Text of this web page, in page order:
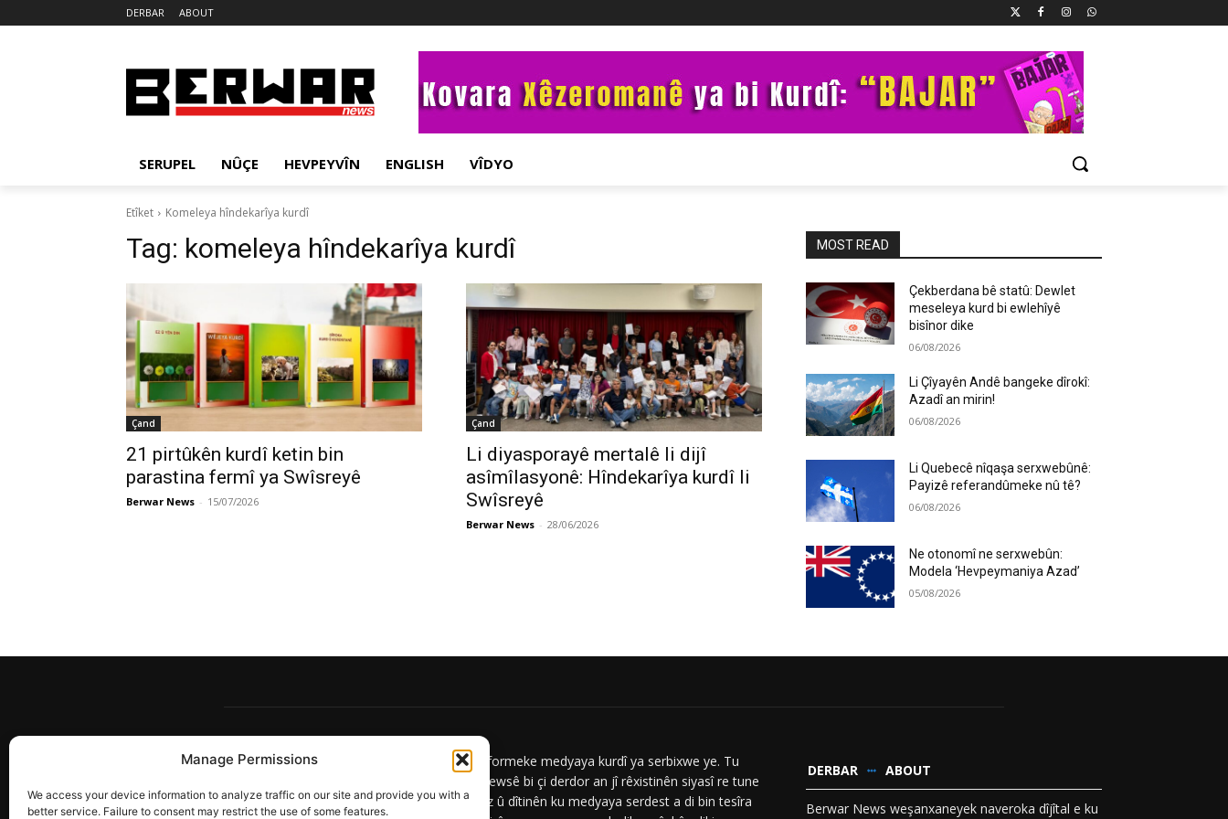
Manage Permissions
We access your device information to analyze traffic on our site and provide you with a
better service. Failure to consent may restrict the use of some features.
DERBAR ABOUT
SERUPEL NÛÇE HEVPEYVÎN ENGLISH VÎDYO
Etîket Komeleya hîndekarîya kurdî
Tag: komeleya hîndekarîya kurdî
Çand
21 pirtûkên kurdî ketin bin
parastina fermî ya Swîsreyê
Berwar News - 15/07/2026
Çand
Li diyasporayê mertalê li dijî
asîmîlasyonê: Hîndekarîya kurdî li
Swîsreyê
Berwar News - 28/06/2026
MOST READ
Çekberdana bê statû: Dewlet
meseleya kurd bi ewlehîyê
bisînor dike
06/08/2026
Li Çîyayên Andê bangeke dîrokî:
Azadî an mirin!
06/08/2026
Li Quebecê nîqaşa serxwebûnê:
Payizê referandûmeke nû tê?
06/08/2026
Ne otonomî ne serxwebûn:
Modela ‘Hevpeymaniya Azad’
05/08/2026
Berwar News platformeke medyaya kurdî ya serbixwe ye. Tu
têkîliyên Berwar Newsê bi çi derdor an jî rêxistinên siyasî re tune
ye. Em nûçe, analiz û dîtinên ku medyaya serdest a di bin tesîra
DERBAR ABOUT
Berwar News weşanxaneyek naveroka dîjîtal e ku